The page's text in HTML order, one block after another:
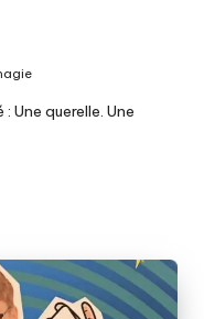
Une querelle. Une